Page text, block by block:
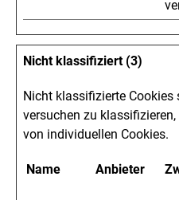
Nicht klassifiziert (3)
Nicht klassifizierte Cookies
versuchen zu
von individuellen Cookies.
Name Anbieter